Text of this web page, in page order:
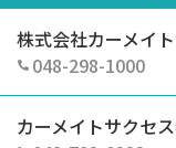
株式会社カーメイ
048-298-1000
カーメイトサクセ